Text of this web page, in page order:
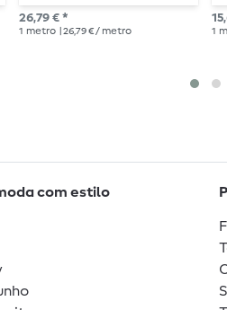
& Bugs Bees and Friends
Verde
26,79 € *
1 metro | 26,79 € / metro 1
com estilo